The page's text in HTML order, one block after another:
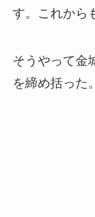
す。これから
そうやって金
を締め括った。